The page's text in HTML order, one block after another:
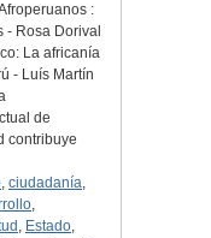
:
- Rosa Dorival
La africanía
- Luís Martín
de
contribuye
, ciudadanía,
,
, Estado,